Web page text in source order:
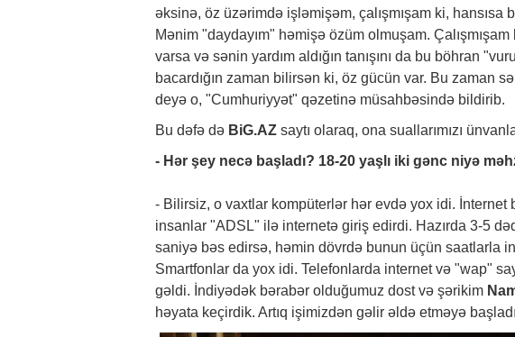
əksinə, öz üzərimdə işləmişəm, çalışmışam ki,
Mənim "daydayım" həmişə özüm olmuşam.
varsa və sənin yardım aldığın tanışını da bu böhran
bacardığın zaman bilirsən ki, öz gücün var. Bu zaman
deyə o, "Cumhuriyyət" qəzetinə müsahbəsində bildirib.
Bu dəfə də BiG.AZ saytı olaraq, ona suallarımızı
- Hər şey necə başladı? 18-20 yaşlı iki gənc niyə
- Bilirsiz, o vaxtlar kompüterlər hər evdə yox idi.
insanlar "ADSL" ilə internetə giriş edirdi. Hazırda 3-5
saniyə bəs edirsə, həmin dövrdə bunun üçün saatlarla
Smartfonlar da yox idi. Telefonlarda internet və "wap"
gəldi. İndiyədək bərabər olduğumuz dost və şərikim
həyata keçirdik. Artıq işimizdən gəlir əldə etməyə